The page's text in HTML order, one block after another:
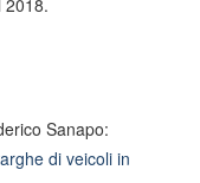
Sanapo:
di veicoli in